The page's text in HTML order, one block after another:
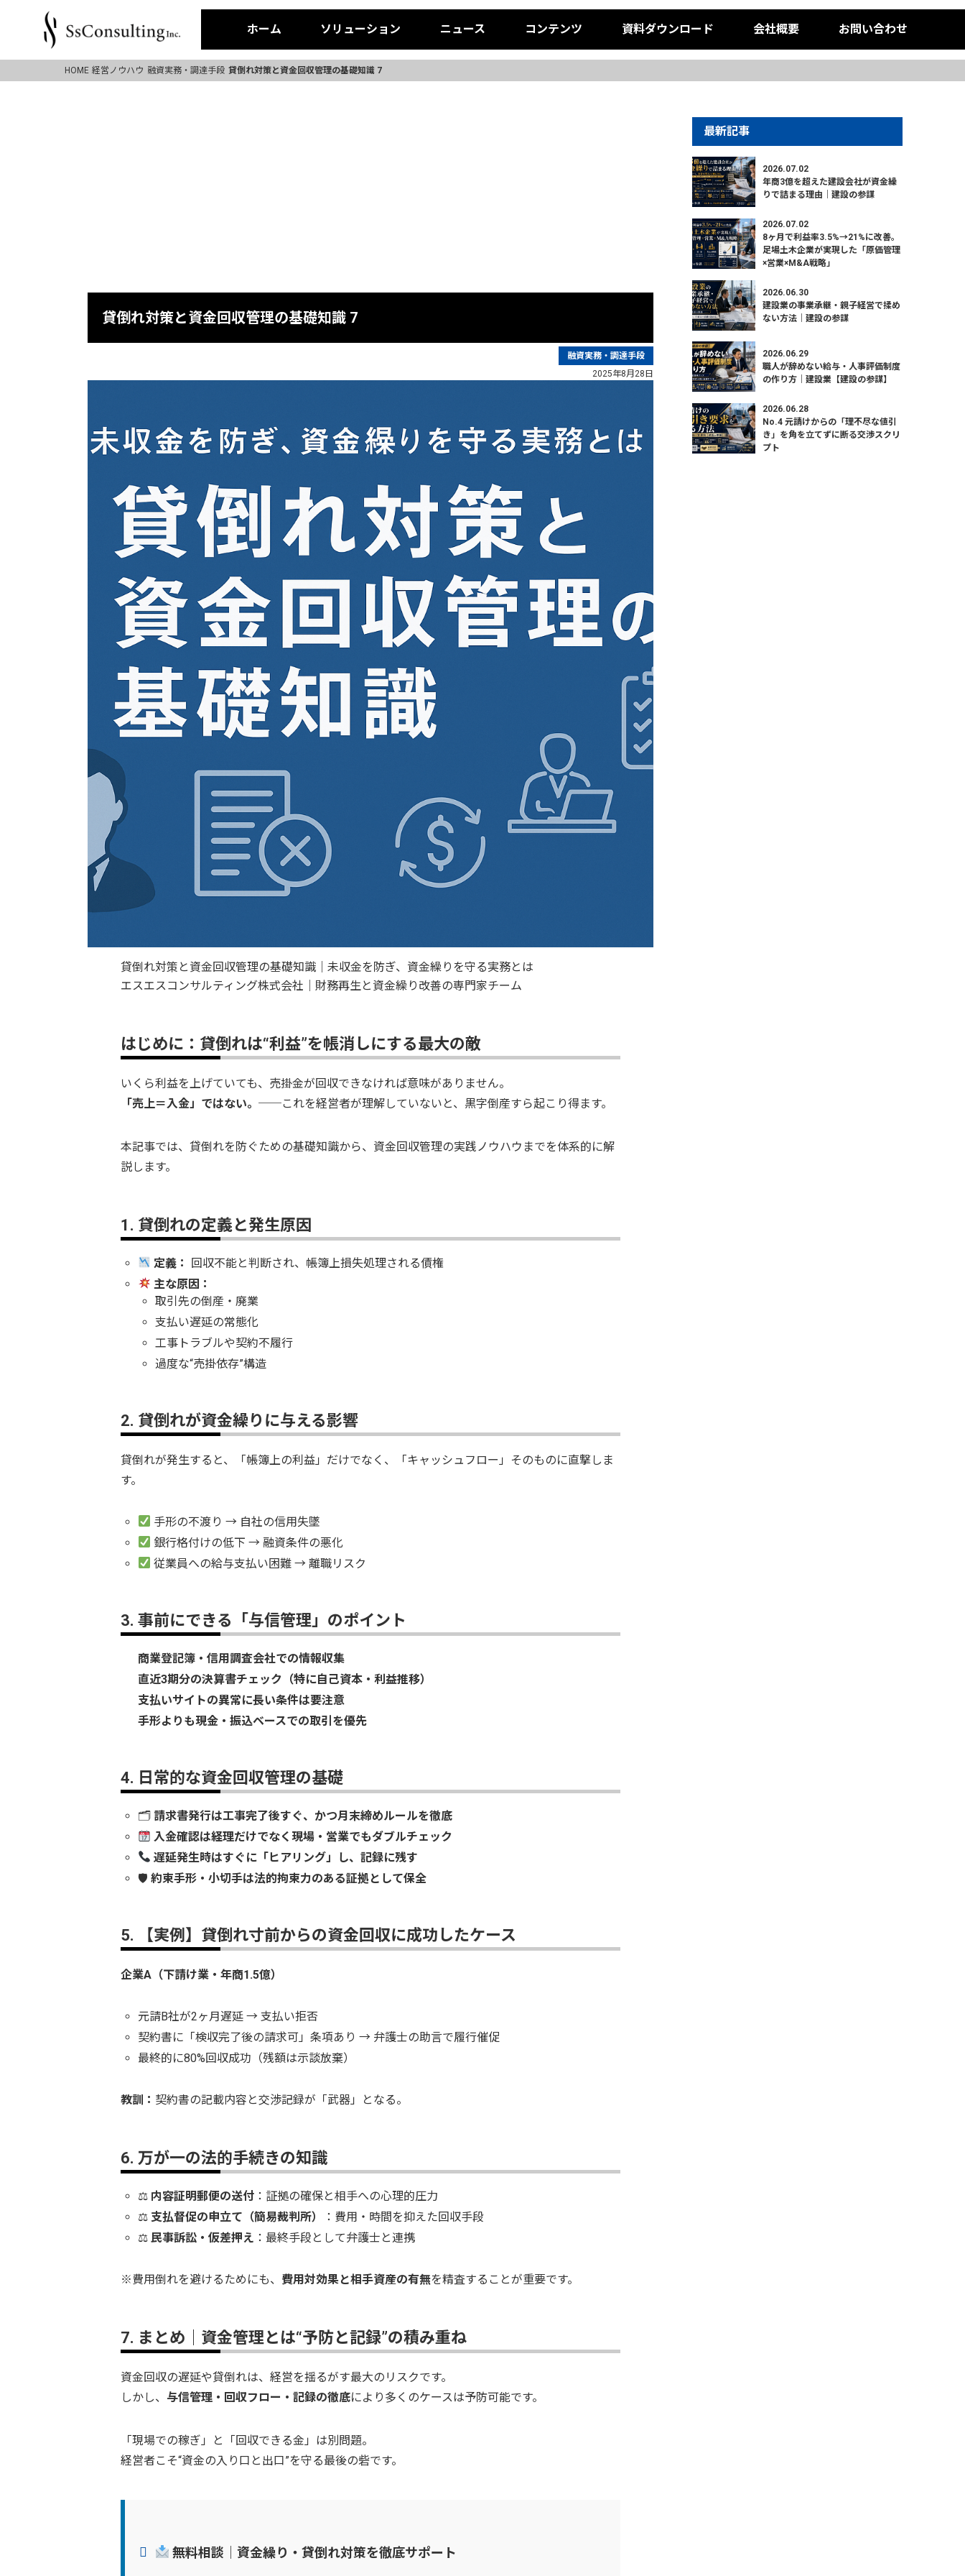
ホーム ソリューション ニュース コンテンツ 資料ダウンロード 会社概要 お問い合わせ
HOME 経営ノウハウ 融資実務・調達手段 貸倒れ対策と資金回収管理の基礎知識 7
貸倒れ対策と資金回収管理の基礎知識 7
融資実務・調達手段
2025年8月28日
貸倒れ対策と資金回収管理の基礎知識｜未収金を防ぎ、資金繰りを守る実務とは
エスエスコンサルティング株式会社｜財務再生と資金繰り改善の専門家チーム
はじめに：貸倒れは“利益”を帳消しにする最大の敵
いくら利益を上げていても、売掛金が回収できなければ意味がありません。
「売上＝入金」ではない。 ──これを経営者が理解していないと、黒字倒産すら起こり得ます。
本記事では、貸倒れを防ぐための基礎知識から、資金回収管理の実践ノウハウまでを体系的に解
説します。
1. 貸倒れの定義と発生原因
定義：
回収不能と判断され、帳簿上損失処理される債権
主な原因：
取引先の倒産・廃業
支払い遅延の常態化
工事トラブルや契約不履行
過度な“売掛依存”構造
2. 貸倒れが資金繰りに与える影響
貸倒れが発生すると、「帳簿上の利益」だけでなく、「キャッシュフロー」そのものに直撃しま
す。
手形の不渡り → 自社の信用失墜
銀行格付けの低下 → 融資条件の悪化
従業員への給与支払い困難 → 離職リスク
3. 事前にできる「与信管理」のポイント
商業登記簿・信用調査会社での情報収集
直近3期分の決算書チェック（特に自己資本・利益推移）
支払いサイトの異常に長い条件は要注意
手形よりも現金・振込ベースでの取引を優先
4. 日常的な資金回収管理の基礎
🗂 請求書発行は工事完了後すぐ、かつ月末締めルールを徹底
入金確認は経理だけでなく現場・営業でもダブルチェック
遅延発生時はすぐに「ヒアリング」し、記録に残す
🛡 約束手形・小切手は法的拘束力のある証拠として保全
5. 【実例】貸倒れ寸前からの資金回収に成功したケース
企業A（下請け業・年商1.5億）
元請B社が2ヶ月遅延 → 支払い拒否
契約書に「検収完了後の請求可」条項あり → 弁護士の助言で履行催促
最終的に80%回収成功（残額は示談放棄）
教訓： 契約書の記載内容と交渉記録が「武器」となる。
6. 万が一の法的手続きの知識
⚖ 内容証明郵便の送付：証拠の確保と相手への心理的圧力
⚖ 支払督促の申立て（簡易裁判所）
：費用・時間を抑えた回収手段
⚖ 民事訴訟・仮差押え ：最終手段として弁護士と連携
※費用倒れを避けるためにも、 費用対効果と相手資産の有無を精査することが重要です。
7. まとめ｜資金管理とは“予防と記録”の積み重ね
資金回収の遅延や貸倒れは、経営を揺るがす最大のリスクです。
しかし、 与信管理・回収フロー・記録の徹底により多くのケースは予防可能です。
「現場での稼ぎ」と「回収できる金」は別問題。
経営者こそ“資金の入り口と出口”を守る最後の砦です。
無料相談｜資金繰り・貸倒れ対策を徹底サポート
最新記事
2026.07.02
年商3億を超えた建設会社が資金繰
りで詰まる理由｜建設の参謀
2026.07.02
8ヶ月で利益率3.5%→21%に改善。
足場土木企業が実現した「原価管理
×営業×M&A戦略」
2026.06.30
建設業の事業承継・親子経営で揉め
ない方法｜建設の参謀
2026.06.29
職人が辞めない給与・人事評価制度
の作り方｜建設業【建設の参謀】
2026.06.28
No.4 元請けからの「理不尽な値引
き」を角を立てずに断る交渉スクリ
プト